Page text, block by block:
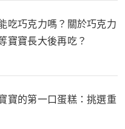
吃巧克力嗎？關於巧克力
寶寶長大後再吃？
寶的第一口蛋糕：挑選重